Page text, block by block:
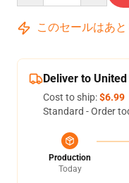
このセールはあと
Deliver to
Cost to ship:$6.99
Standard - Order
Production
Today